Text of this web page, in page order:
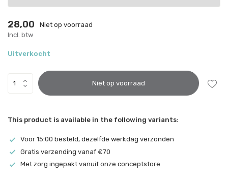
28,00
Niet op voorraad
Incl. btw
Uitverkocht
Niet op voorraad
This product is available in the following variants:
Voor 15:00 besteld, dezelfde werkdag verzonden
Gratis verzending vanaf €70
Met zorg ingepakt vanuit onze conceptstore